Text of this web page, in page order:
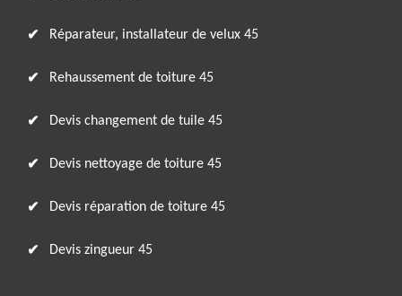
Réparateur, installateur de velux 45
Rehaussement de toiture 45
Devis changement de tuile 45
Devis nettoyage de toiture 45
Devis réparation de toiture 45
Devis zingueur 45